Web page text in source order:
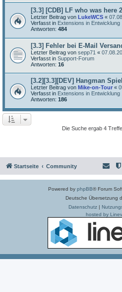
[3.3] [CDB] LF who was here
Letzter Beitrag von LukeWCS «
Verfasst in Extensions in Entwicklung
Antworten: 484
[3.3] Fehler bei E-Mail
Letzter Beitrag von sepp71 «
Verfasst in Support-Forum
Antworten: 16
[3.2][3.3][DEV] Hangman Spiel
Letzter Beitrag von Mike-on-Tour «
Verfasst in Extensions in Entwicklung
Antworten: 186
Die Suche ergab 4
Startseite Community
Powered by phpBB® Forum
Deutsche Übersetzung
Datenschutz|
hosted by